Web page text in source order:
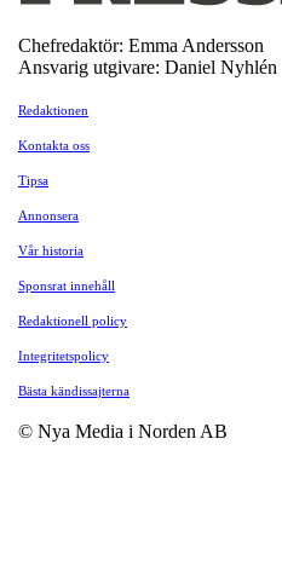
Chefredaktör: Emma Andersson
Ansvarig utgivare: Daniel Nyhlén
Redaktionen
Kontakta oss
Tipsa
Annonsera
Vår historia
Sponsrat innehåll
Redaktionell policy
Integritetspolicy
Bästa kändissajterna
© Nya Media i Norden AB